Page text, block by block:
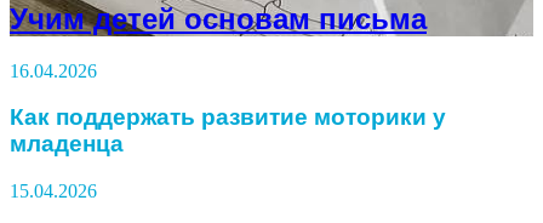
Учим детей основам письма
16.04.2026
Как поддержать развитие моторики у
младенца
15.04.2026